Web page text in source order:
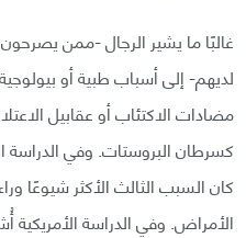
غالبًا ما يشير الرجال -ممن
لديهم- إلى أسباب طبية أو
مضادات الاكتئاب أو عقابيل
كسرطان البروستات. وفي الدراسة
كان السبب الثالث الأكثر شيوعًا
الأمراض. وفي الدراسة الأمريكية